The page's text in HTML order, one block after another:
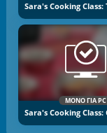
ΜΌΝΟ ΓΙΑ PC